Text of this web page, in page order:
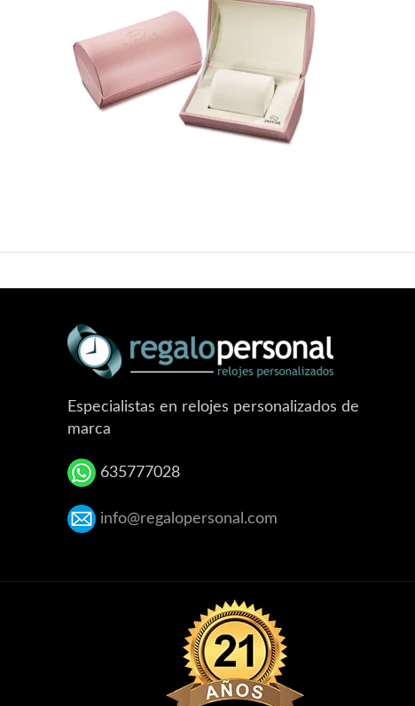
Especialistas en relojes personalizados de
marca
635777028
info@regalopersonal.com